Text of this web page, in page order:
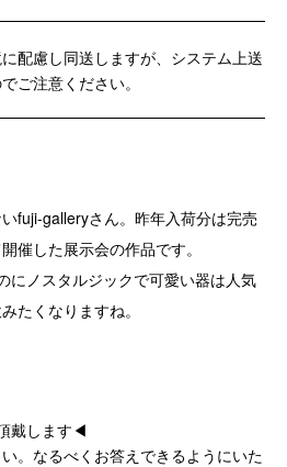
配慮し同送しますが、システム上送
ご注意ください。
fuji-galleryさん。昨年入荷分は完売
催した展示会の作品です。
にノスタルジックで可愛い器は人気
たくなりますね。
戴します◀
。なるべくお答えできるようにいた